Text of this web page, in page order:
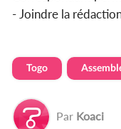
- Joindre la
Togo
Par Koaci